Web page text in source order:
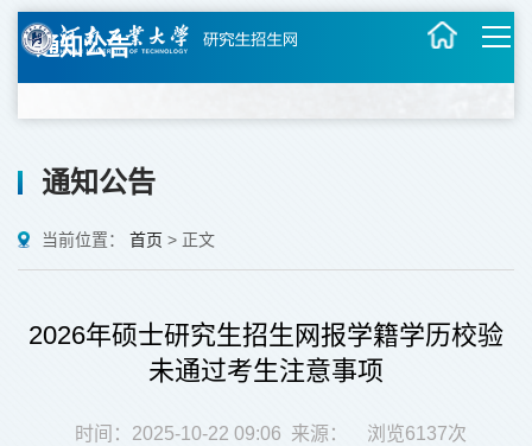
通知公告
通知公告
当前位置： 首页 > 正文
2026年硕士研究生招生网报学籍学历校验
未通过考生注意事项
时间：2025-10-22 09:06 来源： 浏览6137次